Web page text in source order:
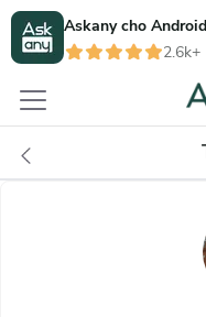
Askany cho Android
2.6k+